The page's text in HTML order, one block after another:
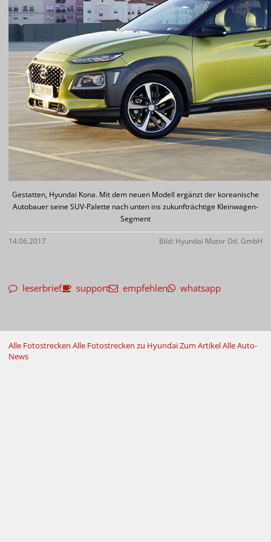
Gestatten, Hyundai Kona. Mit dem neuen Modell ergänzt der koreanische
Autobauer seine SUV-Palette nach unten ins zukunfträchtige Kleinwagen-
Segment
14.06.2017 Bild: Hyundai Motor Dtl. GmbH
leserbrief support empfehlen whatsapp
Alle Fotostrecken Alle Fotostrecken zu HyundaiZum ArtikelAlle Auto-
News